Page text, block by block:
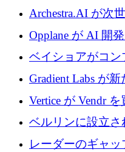
がエンジニアリ
600 万ユーロの
Archestra.AI が次
ースを実現する
Opplane が AI 開
たらすために 450
ベイショアがコ
ド化するために
Gradient Labs が
Vertice が Vendr
インテリジェン
ベルリンに設立さ
に買収される
レーダーのギャ